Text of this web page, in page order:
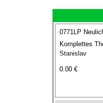
0771LP
Komplettes
Stanislav
0.00 €